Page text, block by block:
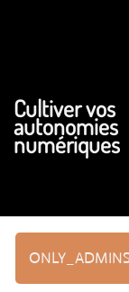
Cultiver vos
autonomies
numériques